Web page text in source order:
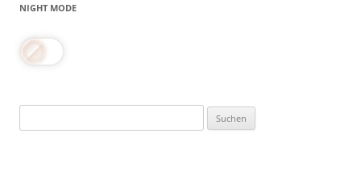
NIGHT MODE
nach: